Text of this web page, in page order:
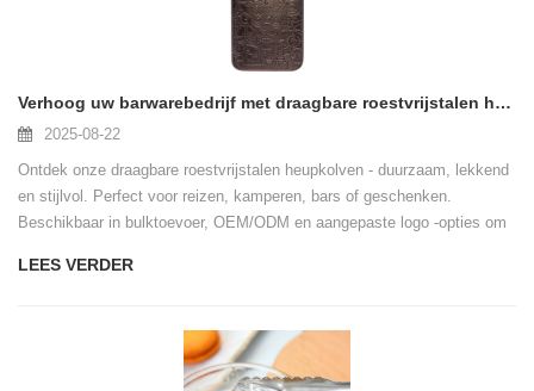
Verhoog uw barwarebedrijf met draagbare roestvrijstalen heupkolven
2025-08-22
Ontdek onze draagbare roestvrijstalen heupkolven - duurzaam, lekkend
en stijlvol. Perfect voor reizen, kamperen, bars of geschenken.
Beschikbaar in bulktoevoer, OEM/ODM en aangepaste logo -opties om
LEES VERDER